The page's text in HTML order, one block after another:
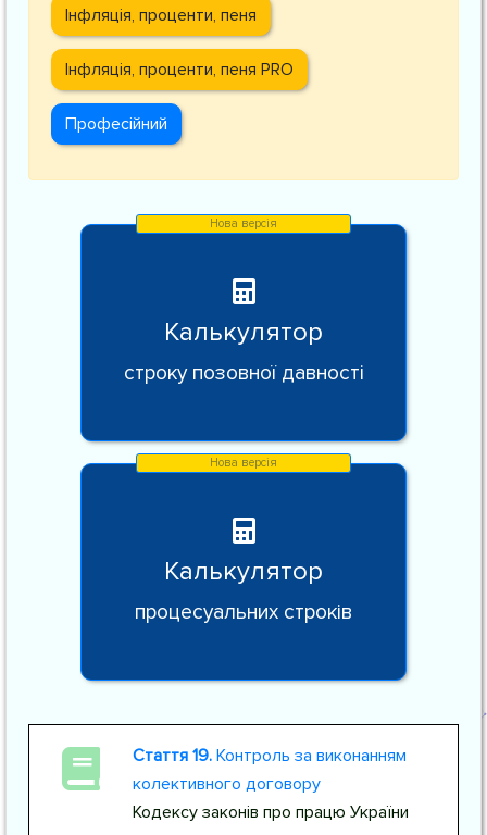
Інфляція, проценти, пеня
Інфляція, проценти, пеня PRO
Професійний
Калькулятор
строку позовної давності
Калькулятор
процесуальних строків
Стаття 19. Контроль за виконанням
колективного договору
Кодексу законів про працю України